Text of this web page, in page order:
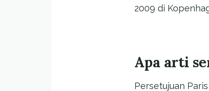
2009 di
Apa arti
Persetujuan